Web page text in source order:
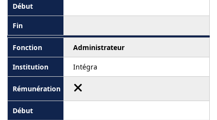
Administrateur
Intégra